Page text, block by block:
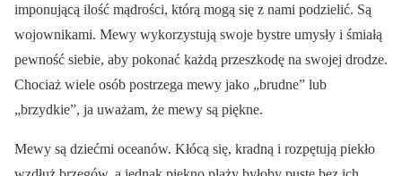
imponującą ilość mądrości, którą mogą się z nami podzielić. Są
wojownikami. Mewy wykorzystują swoje bystre umysły i śmiałą
pewność siebie, aby pokonać każdą przeszkodę na swojej drodze.
Chociaż wiele osób postrzega mewy jako „brudne” lub
„brzydkie”, ja uważam, że mewy są piękne.
Mewy są dziećmi oceanów. Kłócą się, kradną i rozpętują piekło